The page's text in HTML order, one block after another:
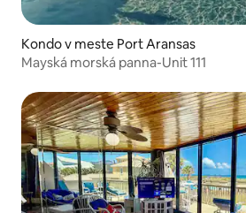
Kondo v meste Port Aransas
Mayská morská panna-Unit 111